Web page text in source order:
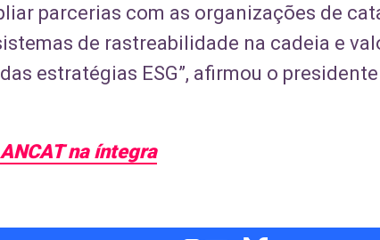
parcerias com as organizações de
de rastreabilidade na cadeia e
estratégias ESG”, afirmou o
na íntegra